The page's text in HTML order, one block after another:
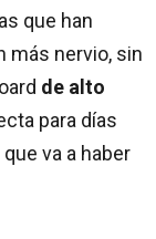
que han
más nervio, sin
de alto
para días
va a haber